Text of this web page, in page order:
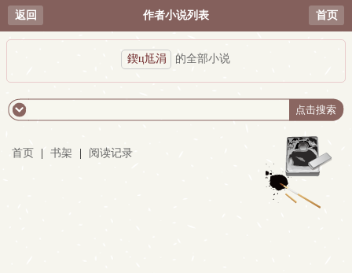
返回 作者小说列表 首页
鍥ц尪涓 的全部小说
首页 书架 阅读记录